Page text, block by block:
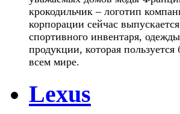
крокодильчик – логотип
корпорации сейчас
спортивного инвентаря,
продукции, которая
всем мире.
Lexus